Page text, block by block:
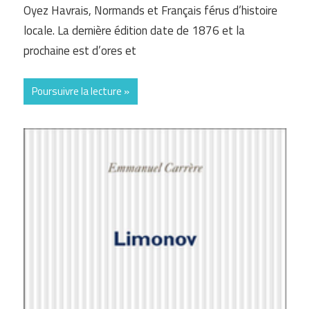
Oyez Havrais, Normands et Français férus d’histoire
locale. La dernière édition date de 1876 et la
prochaine est d’ores et
Poursuivre la lecture